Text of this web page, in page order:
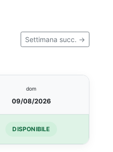
Settimana succ. →
dom
09/08/2026
DISPONIBILE